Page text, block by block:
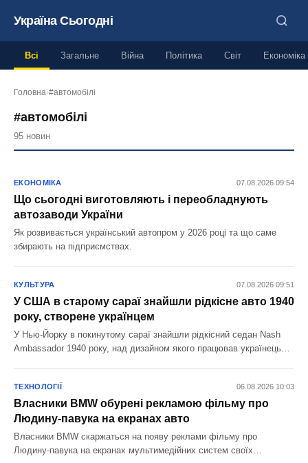
Україна Сьогодні
Всі Загальне Війна Політика Світ Економіка
Головна›#автомобілі
#автомобілі
95 новин
ЕКОНОМІКА 07.08.2026 09:54
Що сьогодні виготовляють і переобладнують
автозаводи України
Як розвивається український автопром у 2026 році та що саме
збирають на підприємствах.
КУЛЬТУРА 07.08.2026 09:51
У США в старому сараї знайшли рідкісне авто 1940
року, створене українцем
У Нью-Йорку в покинутому сараї знайшли рідкісний седан Nash
Ambassador 1940 року, над дизайном якого працював українець
ТЕХНОЛОГІЇ 06.08.2026 10:03
Власники BMW обурені рекламою фільму про
Людину-павука на екранах авто
Власники BMW скаржаться на появу реклами фільму про
Людину-павука на екранах мультимедійних систем своїх